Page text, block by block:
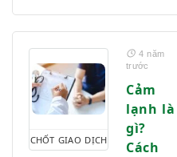
CHỐT GIAO DỊCH
4 năm
trước
Cảm
lạnh là
gì?
Cách